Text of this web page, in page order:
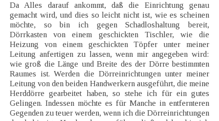
Da Alles darauf ankommt, daß die Einrichtung genau
gemacht wird, und dies so leicht nicht ist, wie es scheinen
möchte, so bin ich gegen Schadloshaltung bereit,
Dörrkasten von einem geschickten Tischler, wie die
Heizung von einem geschickten Töpfer unter meiner
Leitung anfertigen zu lassen, wenn mir angegeben wird:
wie groß die Länge und Breite des der Dörre bestimmten
Raumes ist. Werden die Dörreinrichtungen unter meiner
Leitung von den beiden Handwerkern ausgeführt, die meine
Herddörre gearbeitet haben, so stehe ich für ein gutes
Gelingen. Indessen möchte es für Manche in entfernteren
Gegenden zu teuer werden, wenn ich die Dörreinrichtungen